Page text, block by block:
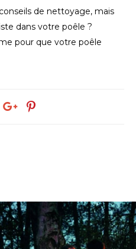
de nettoyage, mais
dans votre poêle ?
pour que votre poêle